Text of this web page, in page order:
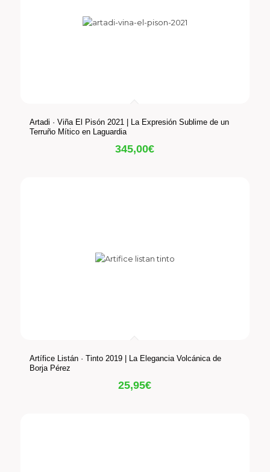
Artadi · Viña El Pisón 2021 | La Expresión Sublime de un
Terruño Mítico en Laguardia
345,00€
Artífice Listán · Tinto 2019 | La Elegancia Volcánica de
Borja Pérez
25,95€